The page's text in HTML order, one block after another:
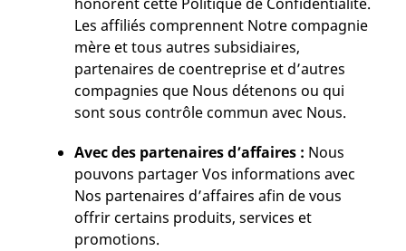
Les affiliés comprennent Notre compagnie
mère et tous autres subsidiaires,
partenaires de coentreprise et d’autres
compagnies que Nous détenons ou qui
sont sous contrôle commun avec Nous.
Avec des partenaires d’affaires : Nous
pouvons partager Vos informations avec
Nos partenaires d’affaires afin de vous
offrir certains produits, services et
promotions.